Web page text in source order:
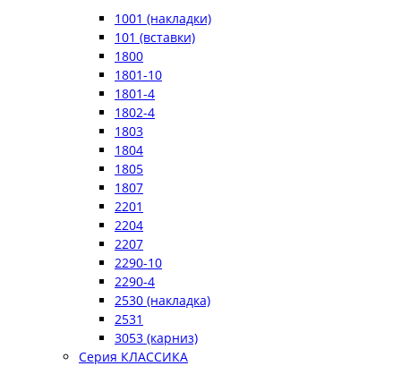
1001 (накладки)
101 (вставки)
1800
1801-10
1801-4
1802-4
1803
1804
1805
1807
2201
2204
2207
2290-10
2290-4
2530 (накладка)
2531
3053 (карниз)
Серия КЛАССИКА